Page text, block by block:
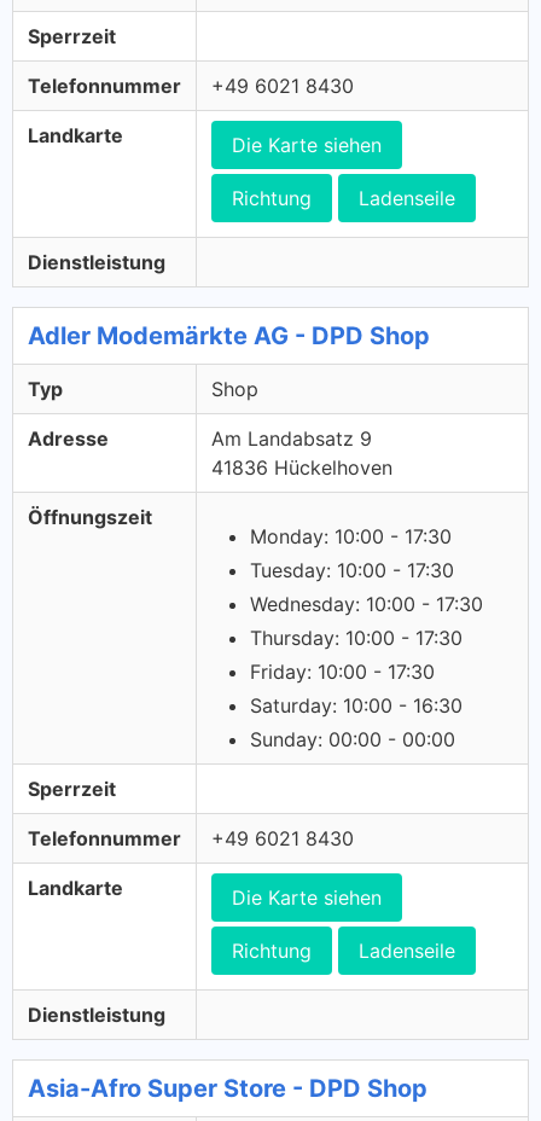
Sperrzeit
Telefonnummer +49 6021 8430
Landkarte Die Karte siehen
Richtung Ladenseile
Dienstleistung
Adler Modemärkte AG - DPD Shop
Typ Shop
Adresse
Am Landabsatz 9
41836 Hückelhoven
Öffnungszeit
Monday: 10:00 - 17:30
Tuesday: 10:00 - 17:30
Wednesday: 10:00 - 17:30
Thursday: 10:00 - 17:30
Friday: 10:00 - 17:30
Saturday: 10:00 - 16:30
Sunday: 00:00 - 00:00
Sperrzeit
Telefonnummer +49 6021 8430
Landkarte Die Karte siehen
Richtung Ladenseile
Dienstleistung
Asia-Afro Super Store - DPD Shop